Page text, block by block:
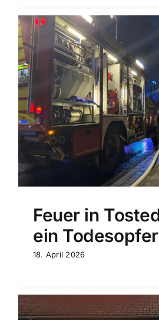
Feuer in
ein Todesopfer
18. April 2026